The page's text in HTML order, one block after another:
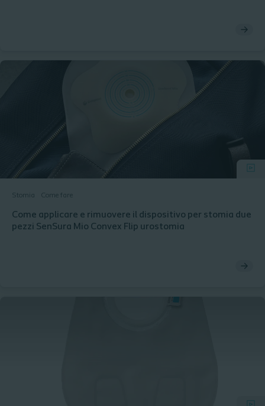
Stomia Come fare
Come applicare e rimuovere il dispositivo per stomia due
pezzi SenSura Mio Convex Flip urostomia